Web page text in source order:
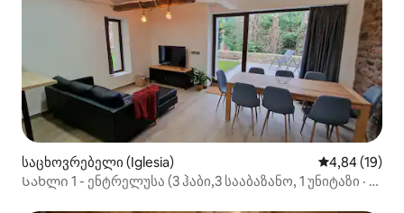
საცხოვრებელი (Iglesia) საშუალო
4,84 (19)
Სახლი 1 - ენტრელუსა (3 ჰაბი,3 სააბაზანო, 1 უნიტაზი · 8